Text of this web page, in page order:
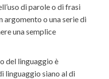
di parole o di frasi
argomento o una serie di
una semplice
del linguaggio è
linguaggio siano al di